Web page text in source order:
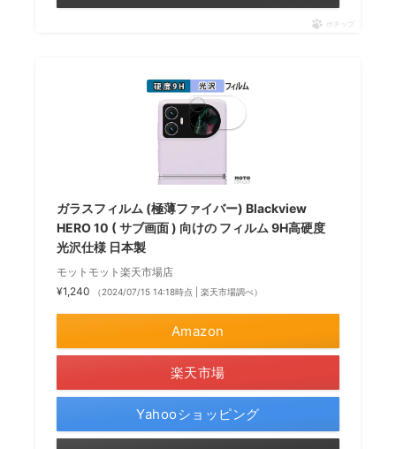
ポチップ
ガラスフィルム (極薄ファイバー) Blackview
HERO 10 ( サブ画面 ) 向けの フィルム 9H高硬度
光沢仕様 日本製
モットモット楽天市場店
¥1,240
（2024/07/15 14:18時点 | 楽天市場調べ）
Amazon
楽天市場
Yahooショッピング